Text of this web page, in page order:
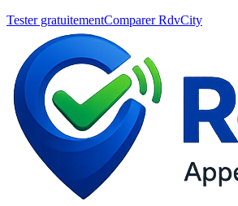
Tester gratuitementComparer RdvCity